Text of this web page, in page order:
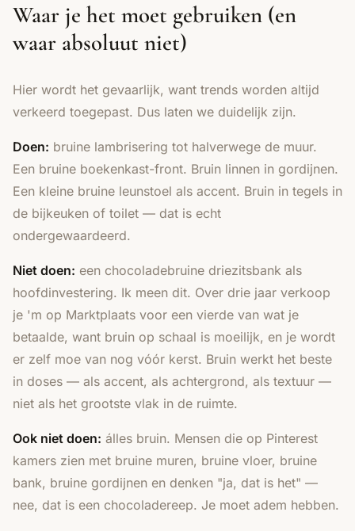
Waar je het moet gebruiken (en
waar absoluut niet)
Hier wordt het gevaarlijk, want trends worden altijd
verkeerd toegepast. Dus laten we duidelijk zijn.
Doen: bruine lambrisering tot halverwege de muur.
Een bruine boekenkast-front. Bruin linnen in gordijnen.
Een kleine bruine leunstoel als accent. Bruin in tegels in
de bijkeuken of toilet — dat is echt
ondergewaardeerd.
Niet doen: een chocoladebruine driezitsbank als
hoofdinvestering. Ik meen dit. Over drie jaar verkoop
je 'm op Marktplaats voor een vierde van wat je
betaalde, want bruin op schaal is moeilijk, en je wordt
er zelf moe van nog vóór kerst. Bruin werkt het beste
in doses — als accent, als achtergrond, als textuur —
niet als het grootste vlak in de ruimte.
Ook niet doen: álles bruin. Mensen die op Pinterest
kamers zien met bruine muren, bruine vloer, bruine
bank, bruine gordijnen en denken "ja, dat is het" —
nee, dat is een chocoladereep. Je moet adem hebben.